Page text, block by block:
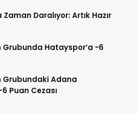
Daralıyor: Artık Hazır
Grubunda Hatayspor’a -6
Grubundaki Adana
Puan Cezası